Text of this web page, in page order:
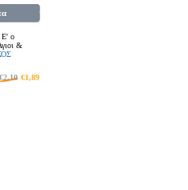
Ε' ο
&
€2,10 €1,89